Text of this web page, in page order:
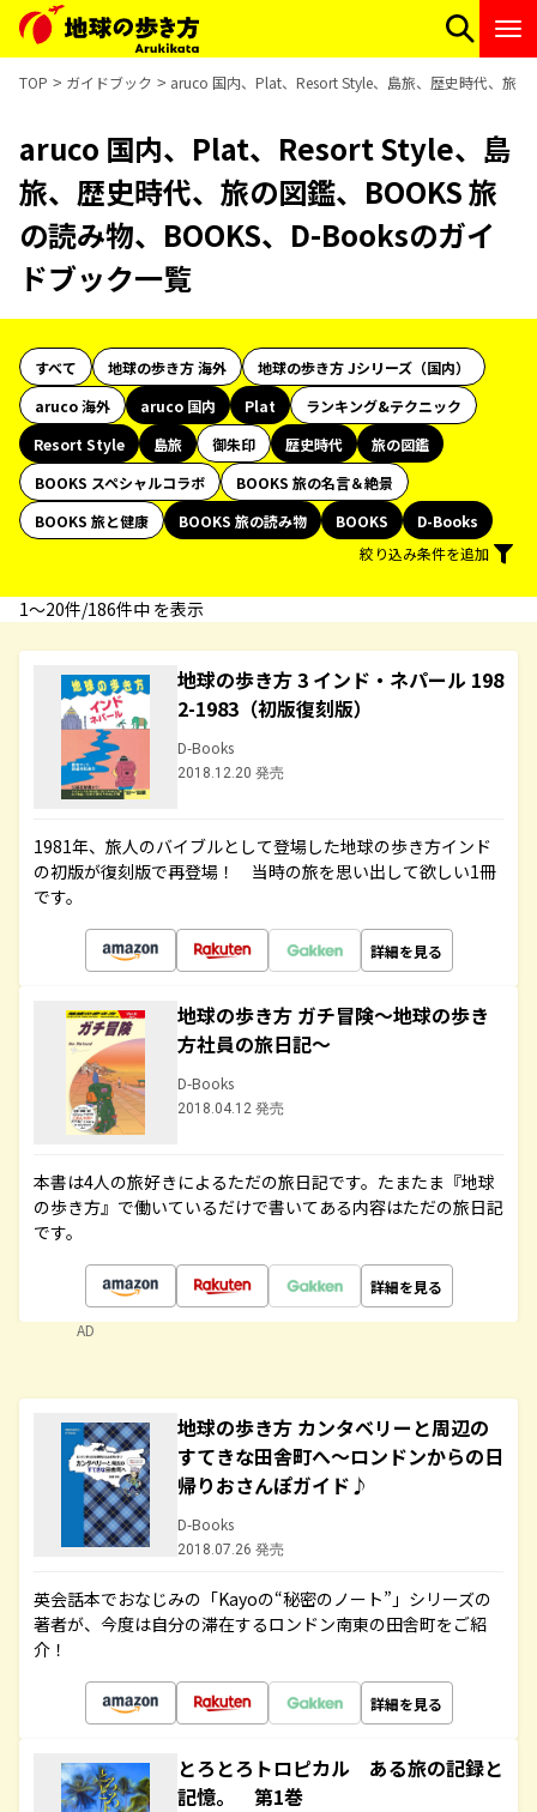
TOP ガイドブック aruco 国内、Plat、Resort Style、島旅、歴史時代、旅
aruco 国内、Plat、Resort Style、島
旅、歴史時代、旅の図鑑、BOOKS 旅
の読み物、BOOKS、D-Booksのガイ
ドブック一覧
すべて 地球の歩き方 海外
地球の歩き方 Jシリーズ（国内）
aruco 海外
aruco 国内 Plat
ランキング&テクニック
Resort Style
島旅 御朱印 歴史時代
旅の図鑑
BOOKS スペシャルコラボ
BOOKS 旅の名言＆絶景
BOOKS 旅と健康
BOOKS 旅の読み物 BOOKS
D-Books
絞り込み条件を追加
1〜20件/186件中 を表示
地球の歩き方 3 インド・ネパール 198
2-1983（初版復刻版）
D-Books
2018.12.20 発売
1981年、旅人のバイブルとして登場した地球の歩き方インド
の初版が復刻版で再登場！ 当時の旅を思い出して欲しい1冊
です。
詳細を見る
地球の歩き方 ガチ冒険～地球の歩き
方社員の旅日記～
D-Books
2018.04.12 発売
本書は4人の旅好きによるただの旅日記です。たまたま『地球
の歩き方』で働いているだけで書いてある内容はただの旅日記
です。
詳細を見る
AD
地球の歩き方 カンタベリーと周辺の
すてきな田舎町へ～ロンドンからの日
帰りおさんぽガイド♪
D-Books
2018.07.26 発売
英会話本でおなじみの「Kayoの“秘密のノート”」シリーズの
著者が、今度は自分の滞在するロンドン南東の田舎町をご紹
介！
詳細を見る
とろとろトロピカル ある旅の記録と
記憶。 第1巻